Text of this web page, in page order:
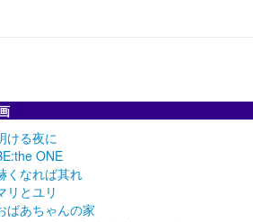
ける夜に
ONE
くなれば其れ
リとユリ
ばあちゃんの家